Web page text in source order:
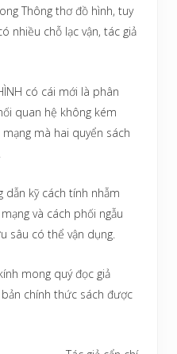
Thông thơ đồ hình, tuy
nhiều chỗ lạc vận, tác giả
có cái mới là phân
quan hệ không kém
mà hai quyển sách
dẫn kỹ cách tính nhẫm
và cách phối ngẫu
sâu có thể vận dụng.
mong quý đọc giả
chính thức sách được